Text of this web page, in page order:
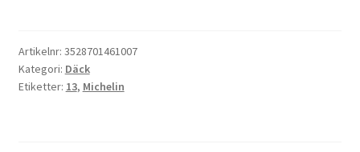
130/60
-
13
Artikelnr: 3528701461007
Kategori: Däck
Etiketter: 13, Michelin